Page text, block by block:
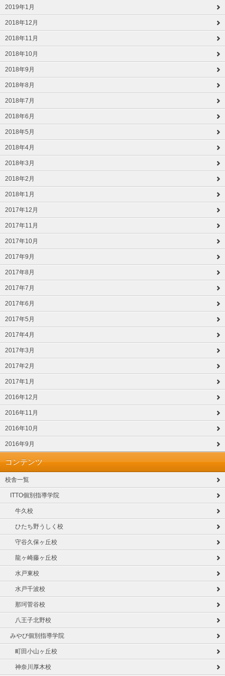
2019年1月
2018年12月
2018年11月
2018年10月
2018年9月
2018年8月
2018年7月
2018年6月
2018年5月
2018年4月
2018年3月
2018年2月
2018年1月
2017年12月
2017年11月
2017年10月
2017年9月
2017年8月
2017年7月
2017年6月
2017年5月
2017年4月
2017年3月
2017年2月
2017年1月
2016年12月
2016年11月
2016年10月
2016年9月
コンテンツ
校舎一覧
ITTO個別指導学院
牛久校
ひたち野うしく校
守谷久保ヶ丘校
龍ヶ崎藤ヶ丘校
水戸東校
水戸千波校
那珂菅谷校
八王子北野校
みやび個別指導学院
町田小山ヶ丘校
神奈川厚木校